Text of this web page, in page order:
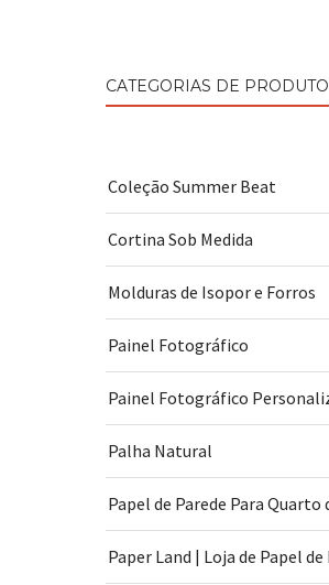
CATEGORIAS DE PRODUTO
Coleção Summer Beat
Cortina Sob Medida
Molduras de Isopor e Forros
Painel Fotográfico
Palha Natural